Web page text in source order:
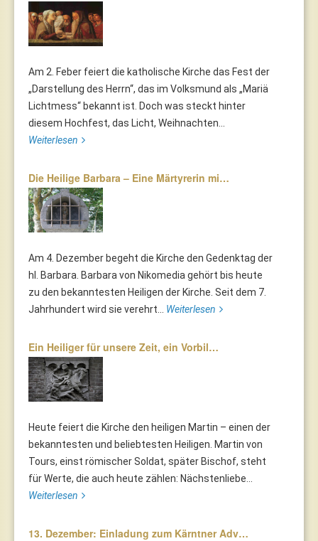
Am 2. Feber feiert die katholische Kirche das Fest der
„Darstellung des Herrn“, das im Volksmund als „Mariä
Lichtmess“ bekannt ist. Doch was steckt hinter
diesem Hochfest, das Licht, Weihnachten...
Weiterlesen
Die Heilige Barbara – Eine Märtyrerin mi…
Am 4. Dezember begeht die Kirche den Gedenktag der
hl. Barbara. Barbara von Nikomedia gehört bis heute
zu den bekanntesten Heiligen der Kirche. Seit dem 7.
Jahrhundert wird sie verehrt... Weiterlesen
Ein Heiliger für unsere Zeit, ein Vorbil…
Heute feiert die Kirche den heiligen Martin – einen der
bekanntesten und beliebtesten Heiligen. Martin von
Tours, einst römischer Soldat, später Bischof, steht
für Werte, die auch heute zählen: Nächstenliebe...
Weiterlesen
13. Dezember: Einladung zum Kärntner Adv…